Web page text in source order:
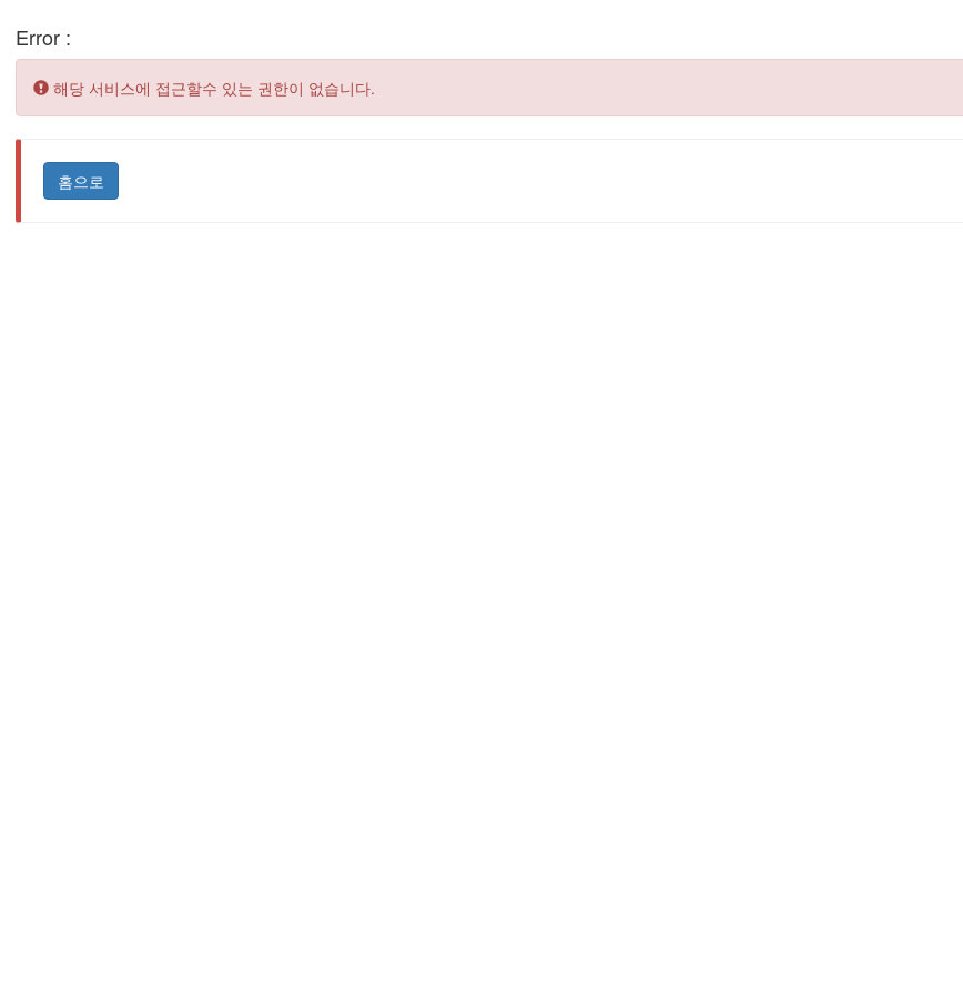
Error :
Error:
해당 서비스에 접근할수 있는 권한이 없습니다.
홈으로